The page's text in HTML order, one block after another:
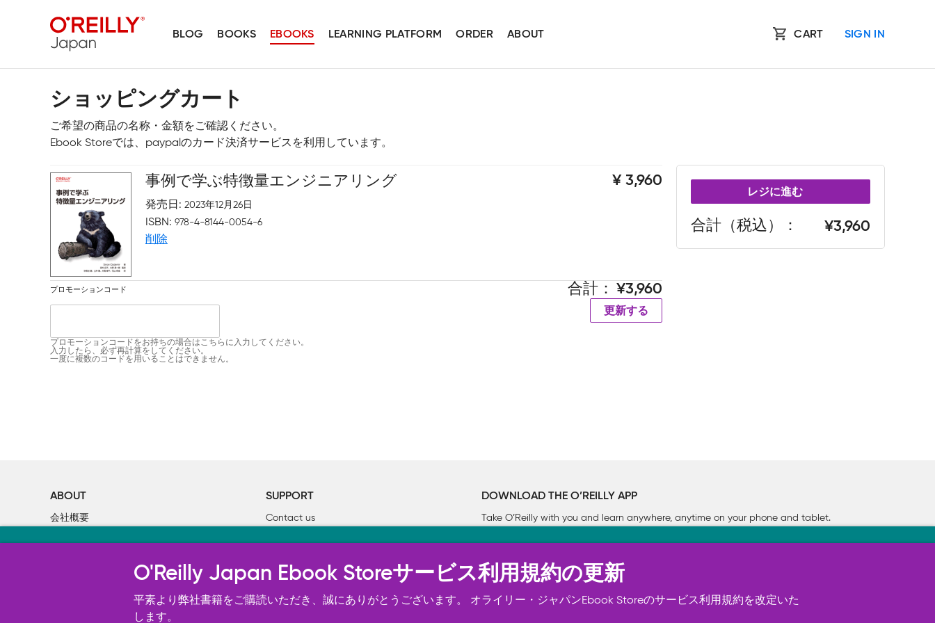
BLOG BOOKS EBOOKS LEARNING PLATFORM ORDER ABOUT CART SIGN IN
ショッピングカート
ご希望の商品の名称・金額をご確認ください。
Ebook Storeでは、paypalのカード決済サービスを利用しています。
事例で学ぶ特徴量エンジニアリング
発売日 2023年12月26日
ISBN 978-4-8144-0054-6
削除
3,960
プロモーションコード
プロモーションコードをお持ちの場合はこちらに入力してください。
入力したら、必ず再計算をしてください。
一度に複数のコードを用いることはできません。
合計 3,960
更新する
レジに進む
合計（税込） 3,960
ABOUT
会社概要
SUPPORT
Contact us
DOWNLOAD THE O’REILLY APP
Take O’Reilly with you and learn anywhere, anytime on your phone and tablet.
オライリー・ジャパンのWeb サイトは正常に機能するためにいくつかの Cookie を必要とします（必須）。 このほか、サイト使用状
況の分析、ユーザー・エクスペリエンスの向上、広告宣伝のために、お客様の同意を得て、その他の Cookie を使用することがありま
す。 詳細については
O'Reilly Japan Ebook Storeサービス利用規約の更新
平素より弊社書籍をご購読いただき、誠にありがとうございます。 オライリー・ジャパンEbook Storeのサービス利用規約を改定いた
します。